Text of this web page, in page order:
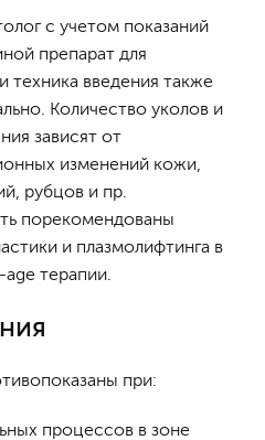
с учетом показаний
препарат для
техника введения также
Количество уколов и
зависят от
изменений кожи,
рубцов и пр.
порекомендованы
и плазмолифтинга в
терапии.
при:
процессов в зоне